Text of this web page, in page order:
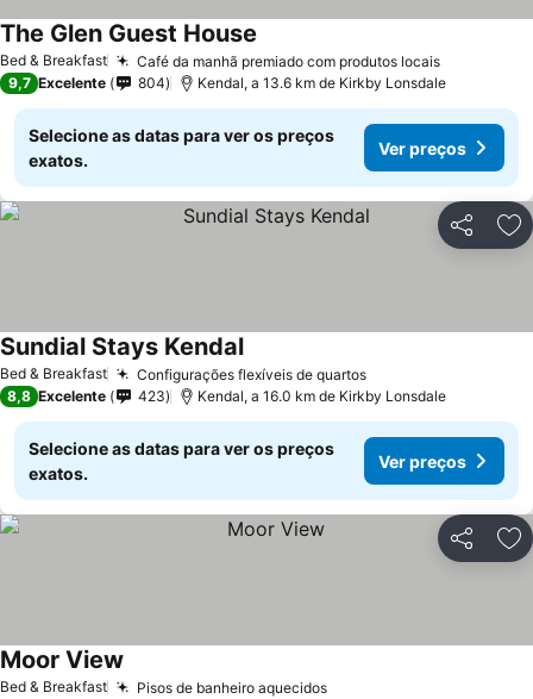
Bed & Breakfast Café da manhã premiado com produtos locais
The Glen Guest House
9,7 Excelente 804 Kendal, a 13.6 km de Kirkby Lonsdale
Selecione as datas para ver os preços
exatos.
Ver preços
Partilhar
Bed & Breakfast Configurações flexíveis de quartos
Sundial Stays Kendal
8,8 Excelente 423 Kendal, a 16.0 km de Kirkby Lonsdale
Selecione as datas para ver os preços
exatos.
Ver preços
Partilhar
Bed & Breakfast Pisos de banheiro aquecidos
Moor View